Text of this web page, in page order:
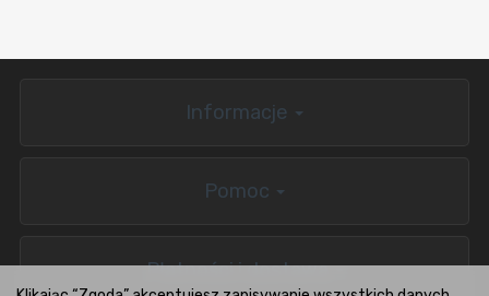
Informacje
Pomoc
Płatności i dostawa